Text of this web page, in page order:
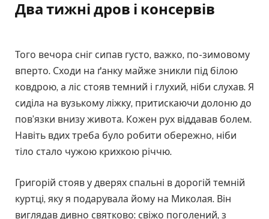
Два тижні дров і консервів
Того вечора сніг сипав густо, важко, по-зимовому
вперто. Сходи на ґанку майже зникли під білою
ковдрою, а ліс стояв темний і глухий, ніби слухав. Я
сиділа на вузькому ліжку, притискаючи долоню до
пов’язки внизу живота. Кожен рух віддавав болем.
Навіть вдих треба було робити обережно, ніби
тіло стало чужою крихкою річчю.
Григорій стояв у дверях спальні в дорогій темній
куртці, яку я подарувала йому на Миколая. Він
виглядав дивно святково: свіжо поголений, з